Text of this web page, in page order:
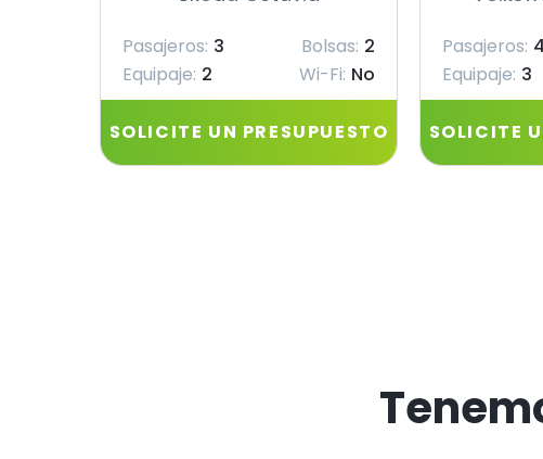
Pasajeros: 3 Bolsas: 2
Equipaje: 2 Wi-Fi: No
SOLICITE UN PRESUPUESTO
Pasajeros: 4
Equipaje: 3
SOLICITE